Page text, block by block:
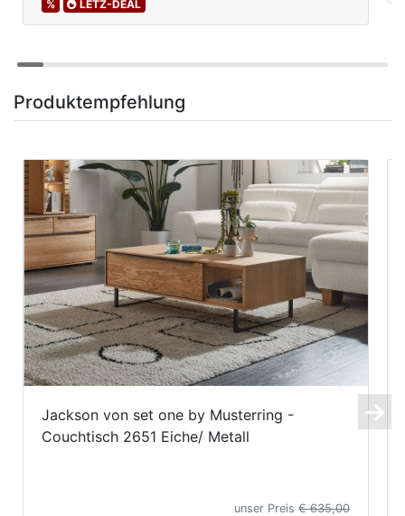
% LETZ-DEAL
Produktempfehlung
Jackson von set one by Musterring -
Couchtisch 2651 Eiche/ Metall
unser Preis€ 635,00